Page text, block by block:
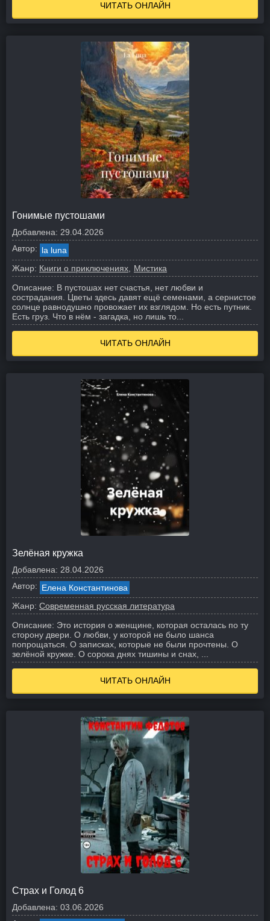
ЧИТАТЬ ОНЛАЙН
Гонимые пустошами
Добавлена: 29.04.2026
Автор: la luna
Жанр: Книги о приключениях
Мистика
Описание: В пустошах нет счастья, нет любви и
сострадания. Цветы здесь давят ещё семенами, а сернистое
солнце равнодушно провожает их взглядом. Но есть путник.
Есть груз. Что в нём - загадка, но лишь то...
ЧИТАТЬ ОНЛАЙН
Зелёная кружка
Добавлена: 28.04.2026
Автор: Елена Константинова
Жанр: Современная русская литература
Описание: Это история о женщине, которая осталась по ту
сторону двери. О любви, у которой не было шанса
попрощаться. О записках, которые не были прочтены. О
зелёной кружке. О сорока днях тишины и снах, ...
ЧИТАТЬ ОНЛАЙН
Страх и Голод 6
Добавлена: 03.06.2026